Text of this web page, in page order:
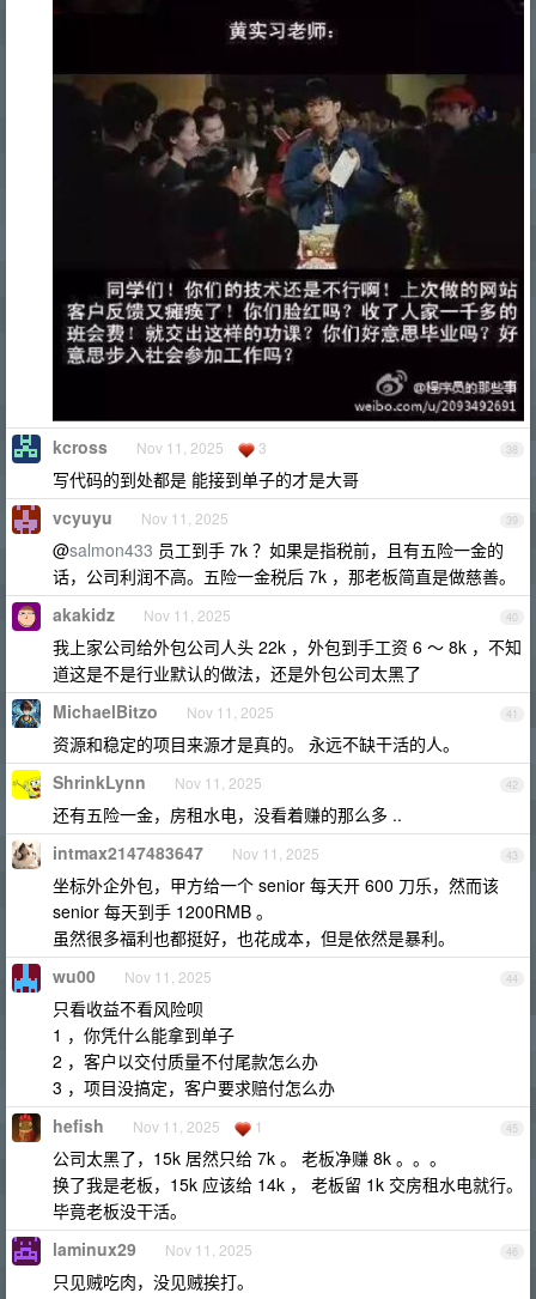
38
kcross Nov 11, 2025 3
写代码的到处都是 能接到单子的才是大哥
39
vcyuyu Nov 11, 2025
@salmon433 员工到手 7k ？如果是指税前，且有五险一金的
话，公司利润不高。五险一金税后 7k ，那老板简直是做慈善。
40
akakidz Nov 11, 2025
我上家公司给外包公司人头 22k ，外包到手工资 6 ～ 8k ，不知
道这是不是行业默认的做法，还是外包公司太黑了
41
MichaelBitzo Nov 11, 2025
资源和稳定的项目来源才是真的。 永远不缺干活的人。
42
ShrinkLynn Nov 11, 2025
还有五险一金，房租水电，没看着赚的那么多 ..
43
intmax2147483647 Nov 11, 2025
坐标外企外包，甲方给一个 senior 每天开 600 刀乐，然而该
senior 每天到手 1200RMB 。
虽然很多福利也都挺好，也花成本，但是依然是暴利。
44
wu00 Nov 11, 2025
只看收益不看风险呗
1 ，你凭什么能拿到单子
2 ，客户以交付质量不付尾款怎么办
3 ，项目没搞定，客户要求赔付怎么办
45
hefish Nov 11, 2025 1
公司太黑了，15k 居然只给 7k 。 老板净赚 8k 。。。
换了我是老板，15k 应该给 14k ， 老板留 1k 交房租水电就行。
毕竟老板没干活。
46
laminux29 Nov 11, 2025
只见贼吃肉，没见贼挨打。